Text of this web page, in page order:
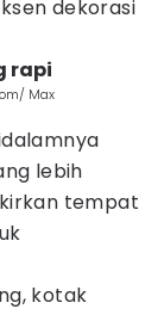
dekorasi
rapi
Max
lebih
tempat
kotak